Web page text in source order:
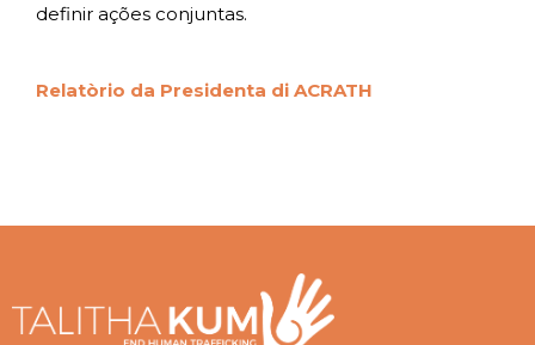
definir ações conjuntas.
Relatòrio da Presidenta di ACRATH